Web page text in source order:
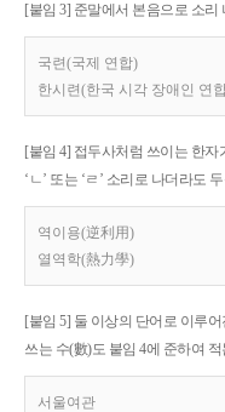
[붙임 3] 준말에서 본음으로 소리
국련(국제 연합)
한시련(한국 시각 장애인 연
[붙임 4] 접두사처럼 쓰이는 한
‘ㄴ’ 또는 ‘ㄹ’ 소리로 나더라도
역이용(逆利用)
열역학(熱力學)
[붙임 5] 둘 이상의 단어로 이루
쓰는 수(數)도 붙임 4에 준하여 적
서울여관